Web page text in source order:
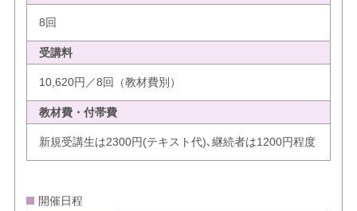
8回
受講料
10,620円／8回（教材費別）
教材費・付帯費
新規受講生は2300円(テキスト代)､継続者は1200円程度
開催日程